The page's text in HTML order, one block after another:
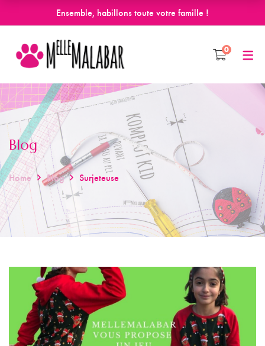
Ensemble, habillons toute votre famille !
0
Blog
Home Blog Surjeteuse